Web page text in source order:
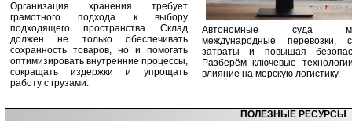
Организация хранения требует
грамотного подхода к выбору
подходящего пространства. Склад
должен не только обеспечивать
сохранность товаров, но и помогать
оптимизировать внутренние процессы,
сокращать издержки и упрощать
работу с грузами.
Автономные суда
международные перевозки,
затраты и повышая
Разберём ключевые
влияние на морскую логистику.
ПОЛЕЗНЫЕ РЕСУРСЫ